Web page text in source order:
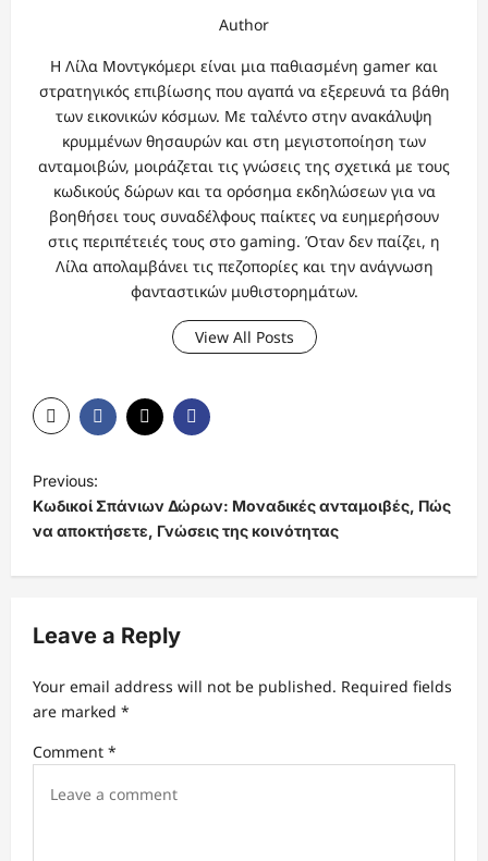
Author
Η Λίλα Μοντγκόμερι είναι μια παθιασμένη gamer και
στρατηγικός επιβίωσης που αγαπά να εξερευνά τα βάθη
των εικονικών κόσμων. Με ταλέντο στην ανακάλυψη
κρυμμένων θησαυρών και στη μεγιστοποίηση των
ανταμοιβών, μοιράζεται τις γνώσεις της σχετικά με τους
κωδικούς δώρων και τα ορόσημα εκδηλώσεων για να
βοηθήσει τους συναδέλφους παίκτες να ευημερήσουν
στις περιπέτειές τους στο gaming. Όταν δεν παίζει, η
Λίλα απολαμβάνει τις πεζοπορίες και την ανάγνωση
φανταστικών μυθιστορημάτων.
View All Posts
o
s
a
i
a
Previous:
Κωδικοί Σπάνιων Δώρων: Μοναδικές ανταμοιβές, Πώς
να αποκτήσετε, Γνώσεις της κοινότητας
Leave a Reply
Your email address will not be published. Required fields
are marked *
Comment *